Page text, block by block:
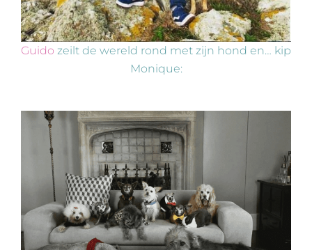
Guido zeilt de wereld rond met zijn hond en… kip
Monique: